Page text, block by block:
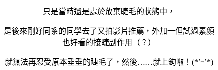
只是當時還是處於放棄睫毛的狀態中，
是後來剛好同系的同學去了又拍影片推薦，外加一但試過素顏
也好看的接睫副作用（？）
就無法再忍受原本垂垂的睫毛了，然後……就上鉤啦！(*’ｰ’*)